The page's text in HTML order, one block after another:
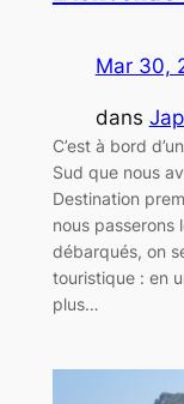
Mar 30,
dans
C’est à bord
Sud que nous
Destination
nous passerons
débarqués, on
touristique : en
plus…